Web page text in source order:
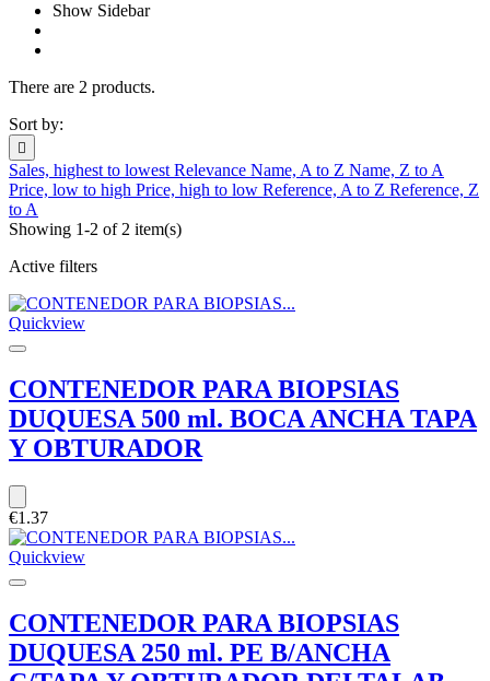
Show Sidebar
There are 2 products.
Sort by:

Sales, highest to lowest Relevance Name, A to Z Name, Z to A
Price, low to high Price, high to low Reference, A to Z Reference, Z
to A
Showing 1-2 of 2 item(s)
Active filters
Quickview
CONTENEDOR PARA BIOPSIAS
DUQUESA 500 ml. BOCA ANCHA TAPA
Y OBTURADOR
€1.37
Quickview
CONTENEDOR PARA BIOPSIAS
DUQUESA 250 ml. PE B/ANCHA